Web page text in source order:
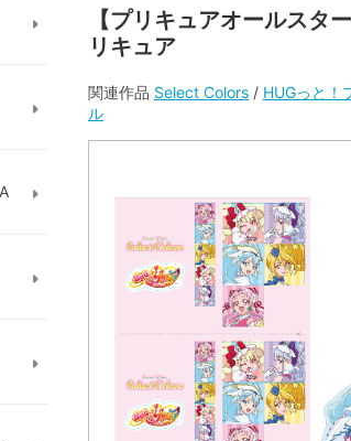
【プリキュアオールス
リキュア
関連作品 Select Colors / HUGっと！
ル